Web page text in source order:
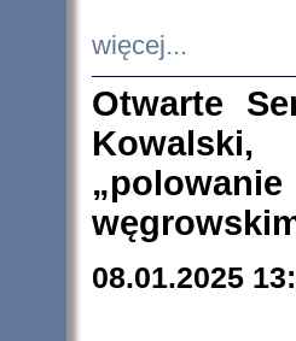
więcej...
Otwarte
08.01.2025